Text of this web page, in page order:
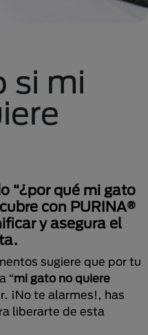
si mi
“¿por qué mi gato
con PURINA®
y asegura el
sugiere que por tu
“mi gato no quiere
¡No te alarmes!, has
liberarte de esta